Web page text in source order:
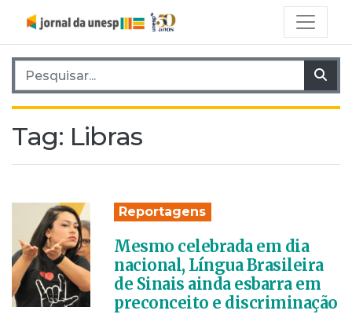
Pesquisar por:
Tag: Libras
Reportagens
Mesmo celebrada em dia
nacional, Língua Brasileira
de Sinais ainda esbarra em
preconceito e discriminação